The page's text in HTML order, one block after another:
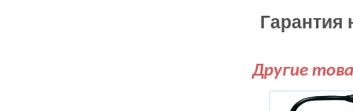
Гарантия
Другие